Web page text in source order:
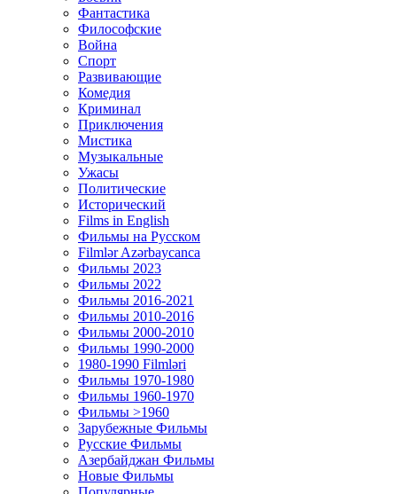
Фантастика
Философские
Война
Спорт
Развивающие
Комедия
Криминал
Приключения
Мистика
Музыкальные
Ужасы
Политические
Исторический
Films in English
Фильмы на Русском
Filmlər Azərbaycanca
Фильмы 2023
Фильмы 2022
Фильмы 2016-2021
Фильмы 2010-2016
Фильмы 2000-2010
Фильмы 1990-2000
1980-1990 Filmləri
Фильмы 1970-1980
Фильмы 1960-1970
Фильмы >1960
Зарубежные Фильмы
Русские Фильмы
Азербайджан Фильмы
Новые Фильмы